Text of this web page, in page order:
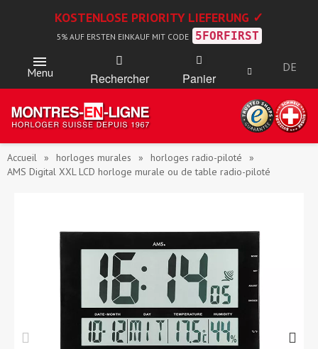
KOSTENLOSE PRIORITY LIEFERUNG ✓
5% AUF ERSTEN EINKAUF MIT CODE 5FORFIRST
Menu Rechercher Panier
DE
Accueil horloges murales
horloges radio-piloté
AMS Digital XXL LCD horloge murale ou de table radio-piloté